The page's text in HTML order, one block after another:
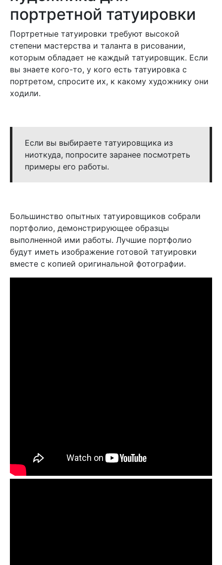
портретной татуировки
Портретные татуировки требуют высокой
степени мастерства и таланта в рисовании,
которым обладает не каждый татуировщик. Если
вы знаете кого-то, у кого есть татуировка с
портретом, спросите их, к какому художнику они
ходили.
Если вы выбираете татуировщика из
ниоткуда, попросите заранее посмотреть
примеры его работы.
Большинство опытных татуировщиков собрали
портфолио, демонстрирующее образцы
выполненной ими работы. Лучшие портфолио
будут иметь изображение готовой татуировки
вместе с копией оригинальной фотографии.